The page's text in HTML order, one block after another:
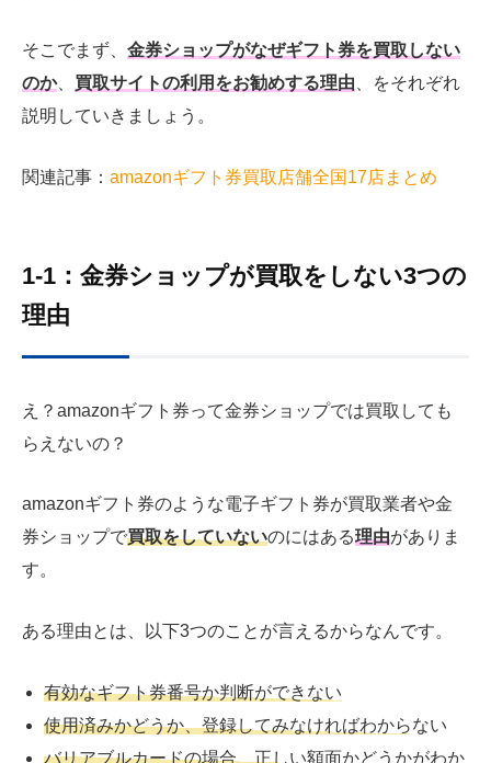
そこでまず、 金券ショップがなぜギフト券を買取しない
のか、 買取サイトの利用をお勧めする理由 、をそれぞれ
説明していきましょう。
関連記事： amazonギフト券買取店舗全国17店まとめ
1-1：金券ショップが買取をしない3つの
理由
え？amazonギフト券って金券ショップでは買取しても
らえないの？
amazonギフト券のような電子ギフト券が買取業者や金
券ショップで買取をしていないのにはある理由がありま
す。
ある理由とは、以下3つのことが言えるからなんです。
有効なギフト券番号か判断ができない
使用済みかどうか、登録してみなければわからない
バリアブルカードの場合、正しい額面かどうかがわか